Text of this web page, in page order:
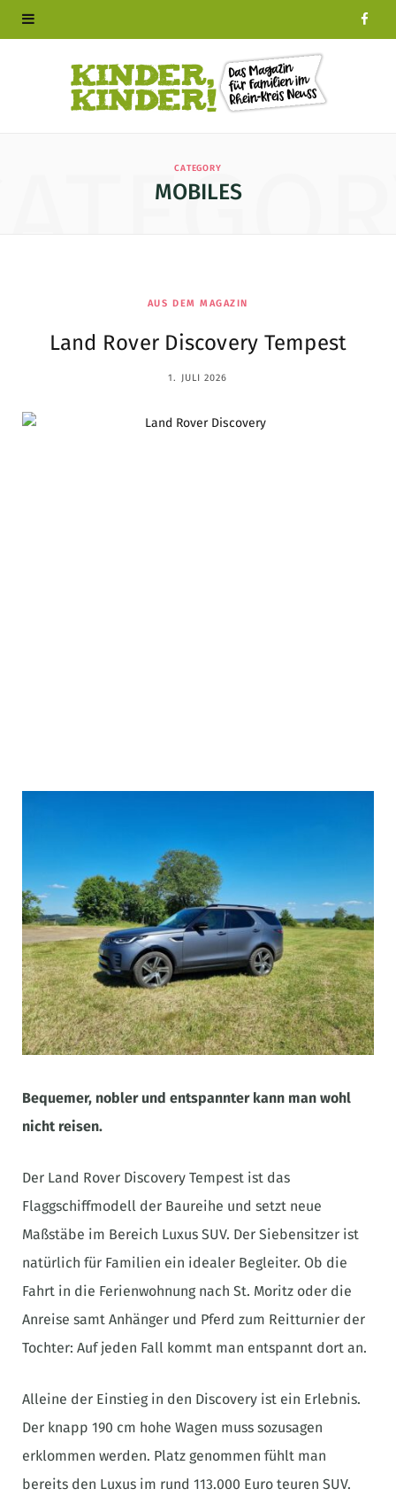
CATEGORY
MOBILES
AUS DEM MAGAZIN
Land Rover Discovery Tempest
1. JULI 2026
Bequemer, nobler und entspannter kann man wohl
nicht reisen.
Der Land Rover Discovery Tempest ist das
Flaggschiffmodell der Baureihe und setzt neue
Maßstäbe im Bereich Luxus SUV. Der Siebensitzer ist
natürlich für Familien ein idealer Begleiter. Ob die
Fahrt in die Ferienwohnung nach St. Moritz oder die
Anreise samt Anhänger und Pferd zum Reitturnier der
Tochter: Auf jeden Fall kommt man entspannt dort an.
Alleine der Einstieg in den Discovery ist ein Erlebnis.
Der knapp 190 cm hohe Wagen muss sozusagen
erklommen werden. Platz genommen fühlt man
bereits den Luxus im rund 113.000 Euro teuren SUV.